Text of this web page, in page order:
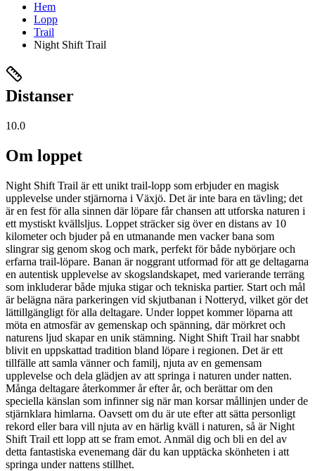
Hem
Lopp
Trail
Night Shift Trail
Distanser
10.0
Om loppet
Night Shift Trail är ett unikt trail-lopp som erbjuder en magisk
upplevelse under stjärnorna i Växjö. Det är inte bara en tävling; det
är en fest för alla sinnen där löpare får chansen att utforska naturen i
ett mystiskt kvällsljus. Loppet sträcker sig över en distans av 10
kilometer och bjuder på en utmanande men vacker bana som
slingrar sig genom skog och mark, perfekt för både nybörjare och
erfarna trail-löpare. Banan är noggrant utformad för att ge deltagarna
en autentisk upplevelse av skogslandskapet, med varierande terräng
som inkluderar både mjuka stigar och tekniska partier. Start och mål
är belägna nära parkeringen vid skjutbanan i Notteryd, vilket gör det
lättillgängligt för alla deltagare. Under loppet kommer löparna att
möta en atmosfär av gemenskap och spänning, där mörkret och
naturens ljud skapar en unik stämning. Night Shift Trail har snabbt
blivit en uppskattad tradition bland löpare i regionen. Det är ett
tillfälle att samla vänner och familj, njuta av en gemensam
upplevelse och dela glädjen av att springa i naturen under natten.
Många deltagare återkommer år efter år, och berättar om den
speciella känslan som infinner sig när man korsar mållinjen under de
stjärnklara himlarna. Oavsett om du är ute efter att sätta personligt
rekord eller bara vill njuta av en härlig kväll i naturen, så är Night
Shift Trail ett lopp att se fram emot. Anmäl dig och bli en del av
detta fantastiska evenemang där du kan upptäcka skönheten i att
springa under nattens stillhet.